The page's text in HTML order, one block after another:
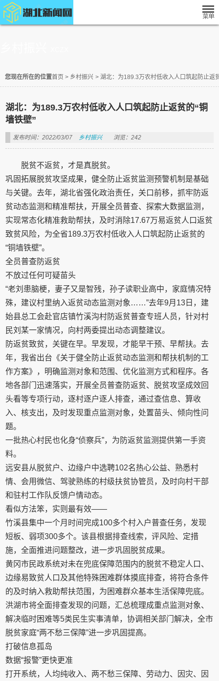
您现在所在的位置首页 > 乡村振兴 > 湖北：为189.3万农村低收入人口筑起防止返
湖北：为189.3万农村低收入人口筑起防止返贫的“铜
墙铁壁”
发布时间：2022/03/07 乡村振兴 浏览：242
脱贫不返贫，才是真脱贫。
巩固拓展脱贫攻坚成果，健全防止返贫监测预警机制是基础
与关键。去年，湖北省强化政治责任，关口前移，抓牢防返
贫动态监测和精准帮扶，开展全员普查、探索大数据监测，
实现常态化精准救助帮扶，及时消除17.67万易返贫人口返贫
致贫风险，为全省189.3万农村低收入人口筑起防止返贫的
“铜墙铁壁”。
全员普查防返贫
不放过任何可疑苗头
“老刘患脑梗，妻子又是智残，孙子读职业高中，家庭情况特
殊，建议村里纳入返贫动态监测对象……”去年9月13日，建
始县总工会赴官店镇竹溪沟村防返贫普查专班人员，针对村
民刘某一家情况，向村两委提出动态调整建议。
防返贫致贫，关键在早。早发现，才能早干预、早帮扶。去
年，我省出台《关于健全防止返贫动态监测和帮扶机制的工
作方案》，明确监测对象和范围、优化监测方式和程序。各
地各部门迅速落实，开展全员普查防返贫、脱贫攻坚成效回
头看等专项行动，逐村逐户逐人排查，通过查信息、算收
入、核支出，及时发现重点监测对象，处置苗头、倾向性问
题。
一批热心村民也化身“侦察兵”，为防返贫监测提供第一手资
料。
远安县从脱贫户、边缘户中选聘102名热心公益、熟悉村
情、会用微信、驾驶熟练的村级扶贫协管员，及时向村干部
和驻村工作队反馈户情动态。
看似方法笨，实则最有效——
竹溪县集中一个月时间完成100多个村入户普查任务，发现
短板、弱项300多个。该县根据排查线索，评风险、定措
施，全面推进问题整改，进一步巩固脱贫成果。
黄冈市民政系统对未在兜底保障范围内的脱贫不稳定人口、
边缘易致贫人口及其他特殊困难群体摸底排查，将符合条件
的及时纳入救助帮扶范围，为困难群众基本生活保障兜底。
洪湖市将全面排查发现的问题，汇总梳理成重点监测对象、
解决临时困难等5类民生实事清单，协调相关部门解决，全市
脱贫家庭“两不愁三保障”进一步巩固提高。
打破信息孤岛
数据“报警”更快更准
打开系统，人均纯收入、两不愁三保障、劳动力、因灾、因